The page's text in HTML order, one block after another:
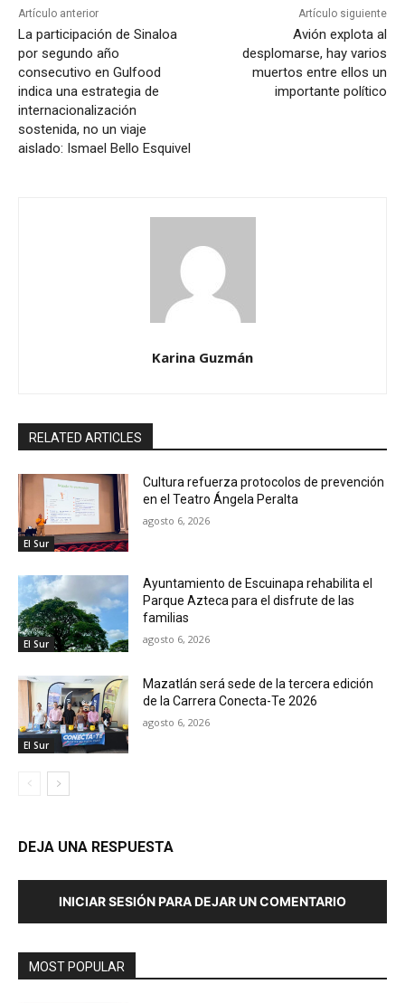
Artículo anterior
La participación de Sinaloa
por segundo año
consecutivo en Gulfood
indica una estrategia de
internacionalización
sostenida, no un viaje
aislado: Ismael Bello Esquivel
Artículo siguiente
Avión explota al
desplomarse, hay varios
muertos entre ellos un
importante político
Karina Guzmán
RELATED ARTICLES
El Sur
Cultura refuerza protocolos de prevención
en el Teatro Ángela Peralta
agosto 6, 2026
El Sur
Ayuntamiento de Escuinapa rehabilita el
Parque Azteca para el disfrute de las
familias
agosto 6, 2026
El Sur
Mazatlán será sede de la tercera edición
de la Carrera Conecta-Te 2026
agosto 6, 2026
DEJA UNA RESPUESTA
INICIAR SESIÓN PARA DEJAR UN COMENTARIO
MOST POPULAR